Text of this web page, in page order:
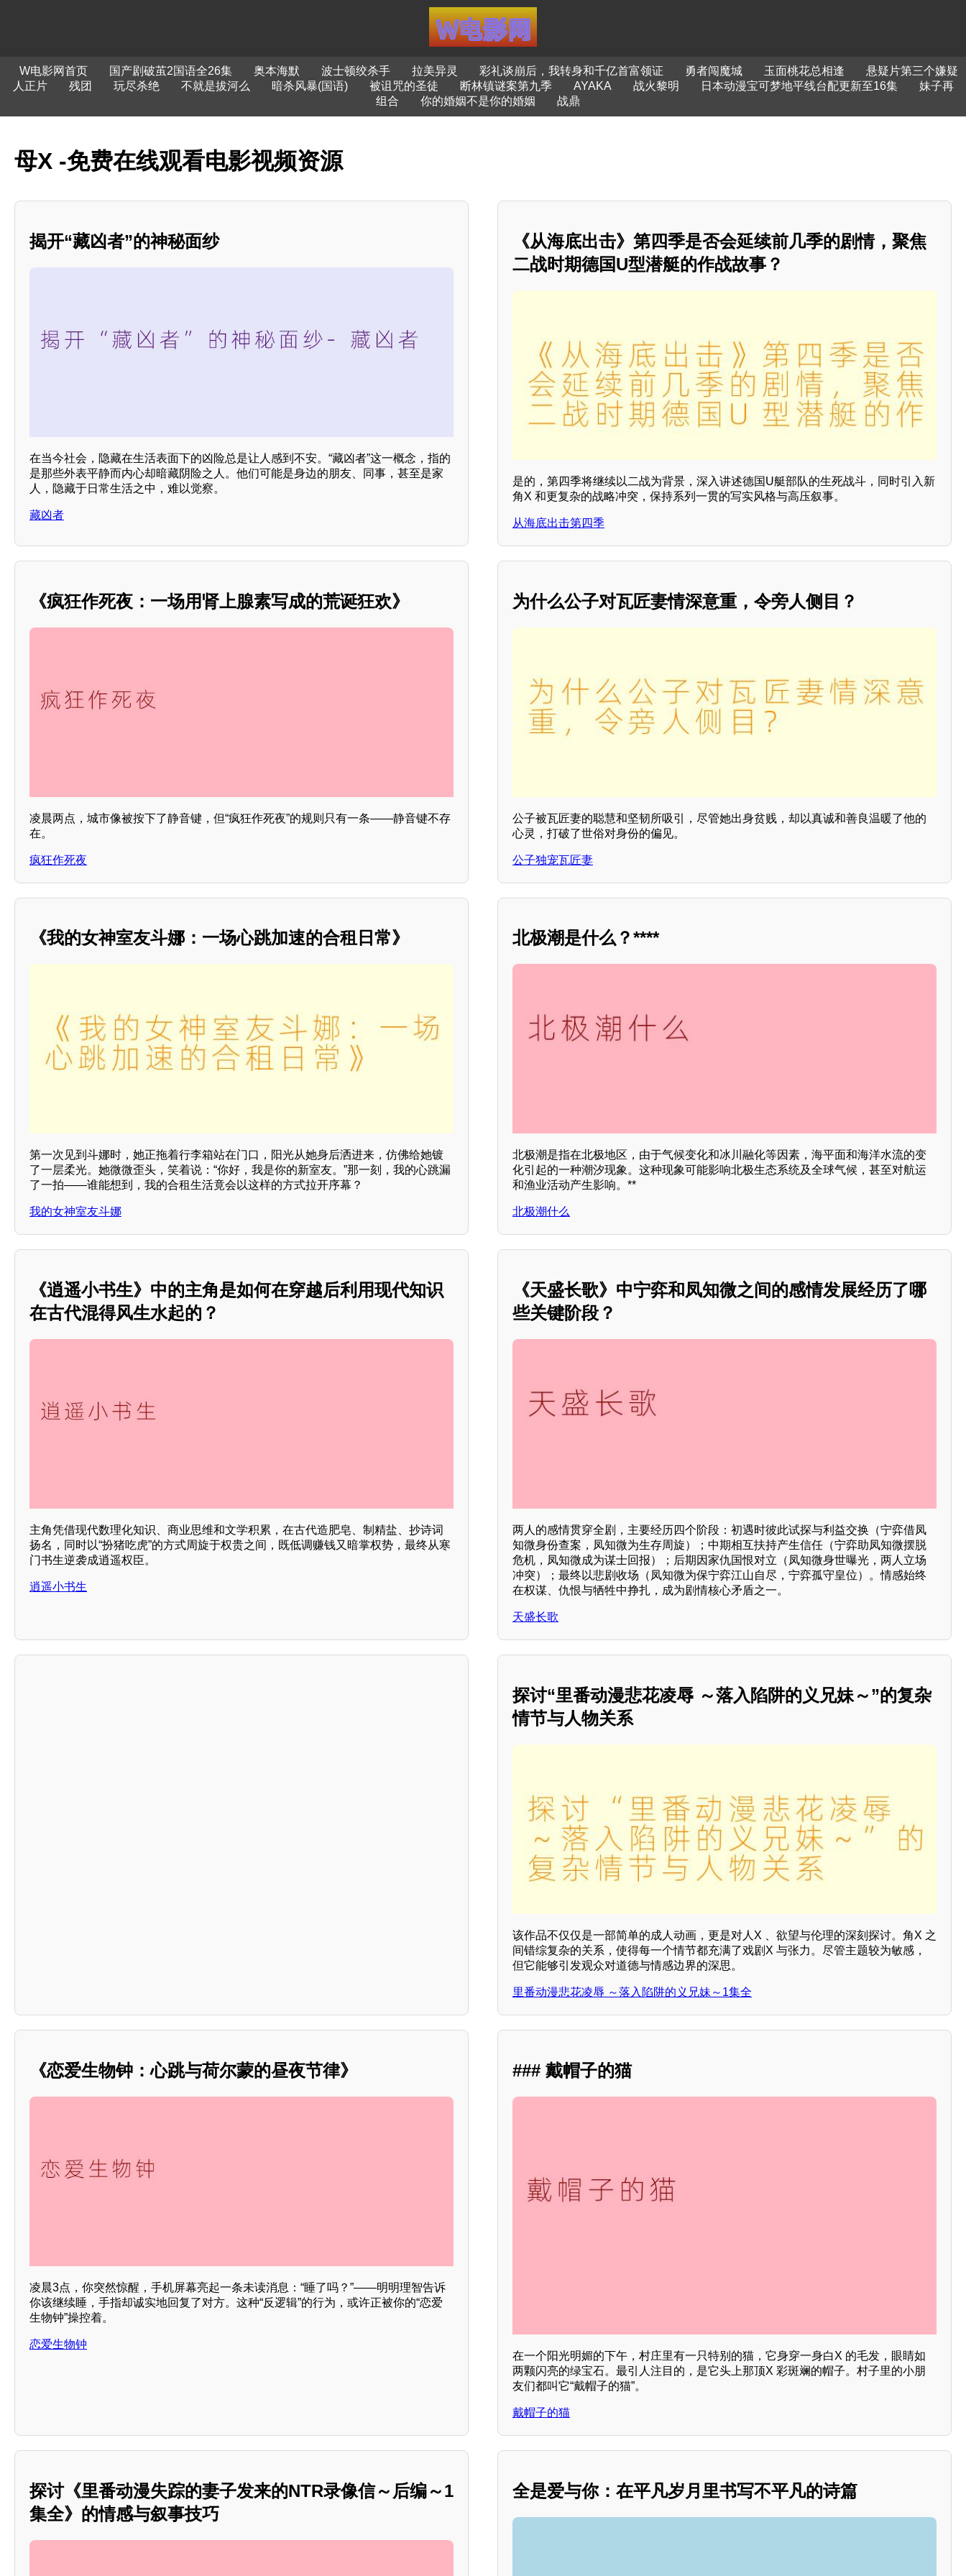
W电影网首页 国产剧破茧2国语全26集 奥本海默 波士顿绞杀手 拉美异灵 彩礼谈崩后，我转身和千亿首富领证 勇者闯魔城 玉面桃花总相逢
悬疑片第三个嫌疑
人正片
残团 玩尽杀绝 不就是拔河么 暗杀风暴(国语) 被诅咒的圣徒 断林镇谜案第九季 AYAKA 战火黎明 日本动漫宝可梦地平线台配更新至16集
妹子再
组合
你的婚姻不是你的婚姻 战鼎
母X -免费在线观看电影视频资源
揭开“藏凶者”的神秘面纱
在当今社会，隐藏在生活表面下的凶险总是让人感到不安。“藏凶者”这一概念，指的
是那些外表平静而内心却暗藏阴险之人。他们可能是身边的朋友、同事，甚至是家
人，隐藏于日常生活之中，难以觉察。
藏凶者
《从海底出击》第四季是否会延续前几季的剧情，聚焦
二战时期德国U型潜艇的作战故事？
是的，第四季将继续以二战为背景，深入讲述德国U艇部队的生死战斗，同时引入新
角X 和更复杂的战略冲突，保持系列一贯的写实风格与高压叙事。
从海底出击第四季
《疯狂作死夜：一场用肾上腺素写成的荒诞狂欢》
凌晨两点，城市像被按下了静音键，但“疯狂作死夜”的规则只有一条——静音键不存
在。
疯狂作死夜
为什么公子对瓦匠妻情深意重，令旁人侧目？
公子被瓦匠妻的聪慧和坚韧所吸引，尽管她出身贫贱，却以真诚和善良温暖了他的
心灵，打破了世俗对身份的偏见。
公子独宠瓦匠妻
《我的女神室友斗娜：一场心跳加速的合租日常》
第一次见到斗娜时，她正拖着行李箱站在门口，阳光从她身后洒进来，仿佛给她镀
了一层柔光。她微微歪头，笑着说：“你好，我是你的新室友。”那一刻，我的心跳漏
了一拍——谁能想到，我的合租生活竟会以这样的方式拉开序幕？
我的女神室友斗娜
北极潮是什么？****
北极潮是指在北极地区，由于气候变化和冰川融化等因素，海平面和海洋水流的变
化引起的一种潮汐现象。这种现象可能影响北极生态系统及全球气候，甚至对航运
和渔业活动产生影响。**
北极潮什么
《逍遥小书生》中的主角是如何在穿越后利用现代知识
在古代混得风生水起的？
主角凭借现代数理化知识、商业思维和文学积累，在古代造肥皂、制精盐、抄诗词
扬名，同时以“扮猪吃虎”的方式周旋于权贵之间，既低调赚钱又暗掌权势，最终从寒
门书生逆袭成逍遥权臣。
逍遥小书生
《天盛长歌》中宁弈和凤知微之间的感情发展经历了哪
些关键阶段？
两人的感情贯穿全剧，主要经历四个阶段：初遇时彼此试探与利益交换（宁弈借凤
知微身份查案，凤知微为生存周旋）；中期相互扶持产生信任（宁弈助凤知微摆脱
危机，凤知微成为谋士回报）；后期因家仇国恨对立（凤知微身世曝光，两人立场
冲突）；最终以悲剧收场（凤知微为保宁弈江山自尽，宁弈孤守皇位）。情感始终
在权谋、仇恨与牺牲中挣扎，成为剧情核心矛盾之一。
天盛长歌
探讨“里番动漫悲花凌辱 ～落入陷阱的义兄妹～”的复杂
情节与人物关系
该作品不仅仅是一部简单的成人动画，更是对人X 、欲望与伦理的深刻探讨。角X 之
间错综复杂的关系，使得每一个情节都充满了戏剧X 与张力。尽管主题较为敏感，
但它能够引发观众对道德与情感边界的深思。
里番动漫悲花凌辱 ～落入陷阱的义兄妹～1集全
《恋爱生物钟：心跳与荷尔蒙的昼夜节律》
凌晨3点，你突然惊醒，手机屏幕亮起一条未读消息：“睡了吗？”——明明理智告诉
你该继续睡，手指却诚实地回复了对方。这种“反逻辑”的行为，或许正被你的“恋爱
生物钟”操控着。
恋爱生物钟
### 戴帽子的猫
在一个阳光明媚的下午，村庄里有一只特别的猫，它身穿一身白X 的毛发，眼睛如
两颗闪亮的绿宝石。最引人注目的，是它头上那顶X 彩斑斓的帽子。村子里的小朋
友们都叫它“戴帽子的猫”。
戴帽子的猫
探讨《里番动漫失踪的妻子发来的NTR录像信～后编～1
集全》的情感与叙事技巧
全是爱与你：在平凡岁月里书写不平凡的诗篇